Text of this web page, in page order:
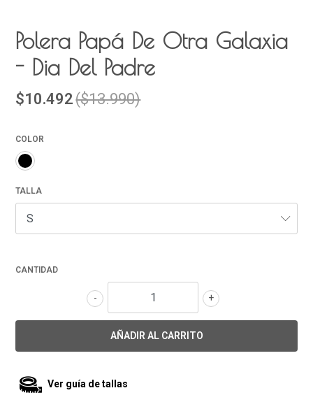
Polera Papá De Otra Galaxia
- Dia Del Padre
$10.492($13.990)
COLOR
TALLA
CANTIDAD
+
-
Ver guía de tallas